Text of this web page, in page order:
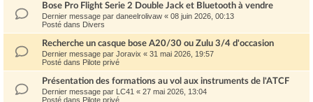
Bose Pro Flight Serie 2 Double Jack et Bluetooth à vendre
Dernier message par daneelrolivaw « 08 juin 2026, 00:13
Posté dans Divers
Recherche un casque bose A20/30 ou Zulu 3/4 d'occasion
Dernier message par Joravix « 31 mai 2026, 19:57
Posté dans Pilote privé
Présentation des formations au vol aux instruments de l'ATCF
Dernier message par LC41 « 27 mai 2026, 13:04
Posté dans Pilote privé